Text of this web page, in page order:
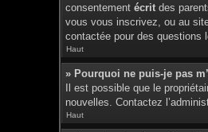
consentement écrit des
vous vous inscrivez, ou au
contactée pour des questions
Haut
» Pourquoi ne puis-je pas
Il est possible que le
nouvelles. Contactez
Haut